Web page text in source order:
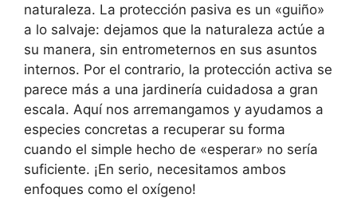
naturaleza. La protección pasiva es un «guiño»
a lo salvaje: dejamos que la naturaleza actúe a
su manera, sin entrometernos en sus asuntos
internos. Por el contrario, la protección activa se
parece más a una jardinería cuidadosa a gran
escala. Aquí nos arremangamos y ayudamos a
especies concretas a recuperar su forma
cuando el simple hecho de «esperar» no sería
suficiente. ¡En serio, necesitamos ambos
enfoques como el oxígeno!